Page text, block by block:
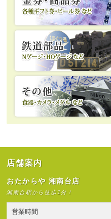
店舗案内
おたからや 湘南台店
湘南台駅から徒歩1分！
営業時間